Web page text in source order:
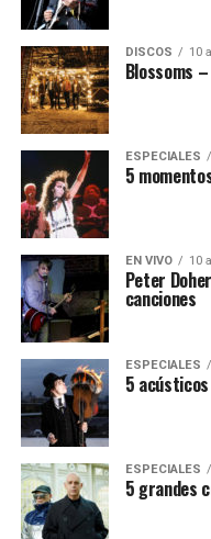
DISCOS 10
Blossoms
ESPECIALES
5
EN VIVO 10
Peter
canciones
ESPECIALES
5
ESPECIALES
5 grandes